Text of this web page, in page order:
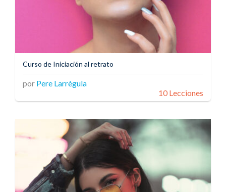
Curso de Iniciación al retrato
por Pere Larrègula
10 Lecciones